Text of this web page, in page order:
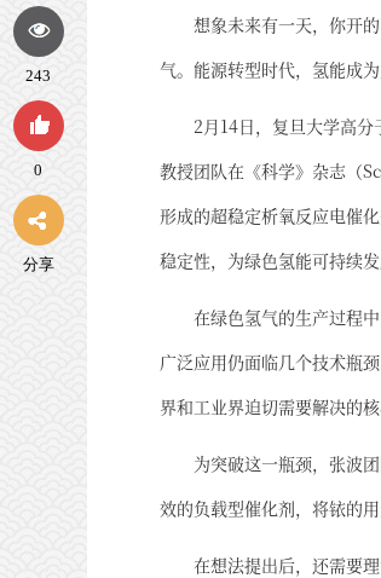
想象未来有一天，你开
气。能源转型时代，氢能成
2月14日，复旦大学高
教授团队在《科学》杂志（
形成的超稳定析氧反应电催
稳定性，为绿色氢能可持续发
在绿色氢气的生产过程
广泛应用仍面临几个技术瓶
界和工业界迫切需要解决的核
为突破这一瓶颈，张波
效的负载型催化剂，将铱的
在想法提出后，还需要
243
0
分享